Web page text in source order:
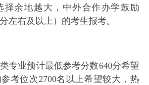
择余地越大，中外合作办学鼓励
左右及以上）的考生报考。
专业预计最低参考分数640分希望
考位次2700名以上希望较大，热